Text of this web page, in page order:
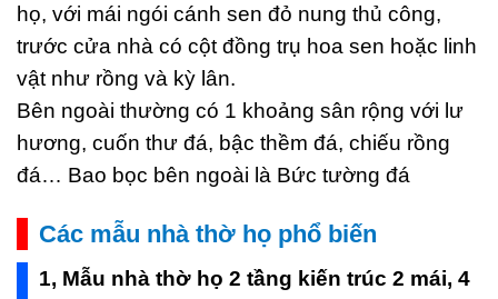
họ, với mái ngói cánh sen đỏ nung thủ công,
trước cửa nhà có cột đồng trụ hoa sen hoặc linh
vật như rồng và kỳ lân.
Bên ngoài thường có 1 khoảng sân rộng với lư
hương, cuốn thư đá, bậc thềm đá, chiếu rồng
đá… Bao bọc bên ngoài là Bức tường đá
Các mẫu nhà thờ họ phổ biến
1, Mẫu nhà thờ họ 2 tầng kiến trúc 2 mái, 4